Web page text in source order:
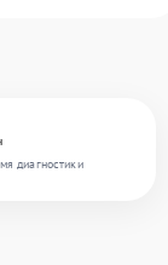
диагностики